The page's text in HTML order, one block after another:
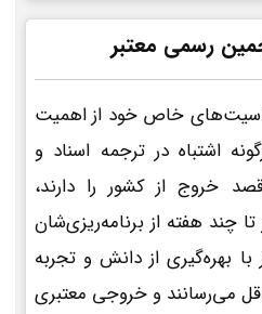
رسمی معتبر
خاص خود از اهمیت
اشتباه در ترجمه اسناد و
خروج از کشور را دارند،
تا چند هفته از برنامه‌ریزی‌شان
با بهره‌گیری از دانش و تجربه
می‌رسانند و خروجی معتبری